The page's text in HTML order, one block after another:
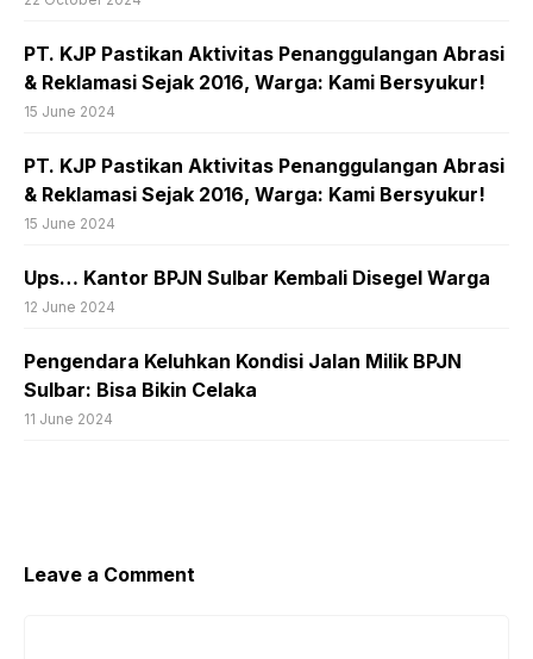
PT. KJP Pastikan Aktivitas Penanggulangan Abrasi
& Reklamasi Sejak 2016, Warga: Kami Bersyukur!
15 June 2024
PT. KJP Pastikan Aktivitas Penanggulangan Abrasi
& Reklamasi Sejak 2016, Warga: Kami Bersyukur!
15 June 2024
Ups… Kantor BPJN Sulbar Kembali Disegel Warga
12 June 2024
Pengendara Keluhkan Kondisi Jalan Milik BPJN
Sulbar: Bisa Bikin Celaka
11 June 2024
Leave a Comment